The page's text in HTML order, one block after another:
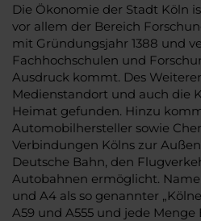
Die Ökonomie der Stadt Köln
vor allem der Bereich
mit Gründungsjahr 1388 und
Fachhochschulen und
Ausdruck kommt. Des
Medienstandort und auch die
Heimat gefunden. Hinzu
Automobilhersteller sowie
Verbindungen Kölns zur
Deutsche Bahn, den
Autobahnen ermöglicht.
und A4 als so genannter
A59 und A555 und jede Menge